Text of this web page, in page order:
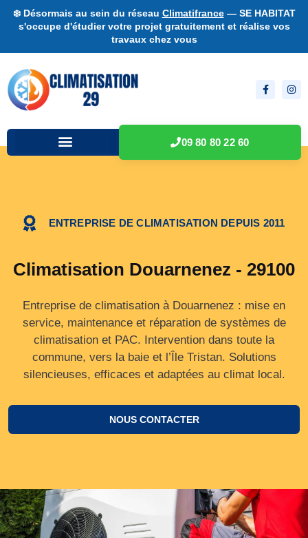
❄️ Désormais au sein du réseau Climatifrance— SE HABITAT
s'occupe d'étudier votre projet gratuitement et réalise vos
travaux chez vous
09 80 80 22 60
ENTREPRISE DE CLIMATISATION DEPUIS 2011
Climatisation Douarnenez - 29100
Entreprise de climatisation à Douarnenez : mise en
service, maintenance et réparation de systèmes de
climatisation et PAC. Intervention dans toute la
commune, vers la baie et l’Île Tristan. Solutions
silencieuses, efficaces et adaptées au climat local.
NOUS CONTACTER